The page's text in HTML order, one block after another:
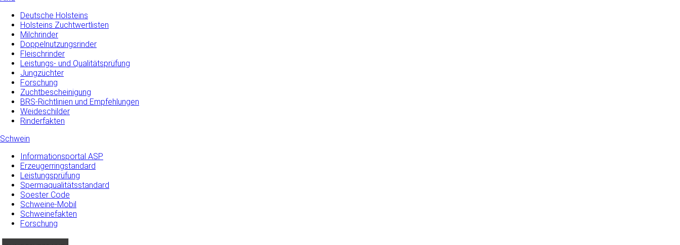
Deutsche Holsteins
Holsteins Zuchtwertlisten
Milchrinder
Doppelnutzungsrinder
Fleischrinder
Leistungs- und Qualitätsprüfung
Jungzüchter
Forschung
Zuchtbescheinigung
BRS-Richtlinien und Empfehlungen
Weideschilder
Rinderfakten
Schwein
Informationsportal ASP
Erzeugerringstandard
Leistungsprüfung
Spermaqualitätsstandard
Soester Code
Schweine-Mobil
Schweinefakten
Forschung